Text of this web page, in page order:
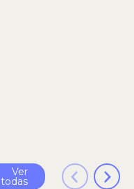
Ver
todas